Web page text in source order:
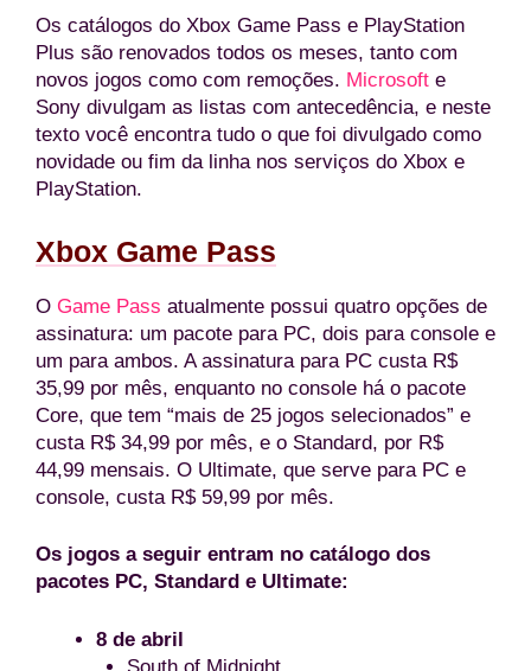
Os catálogos do Xbox Game Pass e PlayStation
Plus são renovados todos os meses, tanto com
novos jogos como com remoções. Microsoft e
Sony divulgam as listas com antecedência, e neste
texto você encontra tudo o que foi divulgado como
novidade ou fim da linha nos serviços do Xbox e
PlayStation.
Xbox Game Pass
O Game Pass atualmente possui quatro opções de
assinatura: um pacote para PC, dois para console e
um para ambos. A assinatura para PC custa R$
35,99 por mês, enquanto no console há o pacote
Core, que tem “mais de 25 jogos selecionados” e
custa R$ 34,99 por mês, e o Standard, por R$
44,99 mensais. O Ultimate, que serve para PC e
console, custa R$ 59,99 por mês.
Os jogos a seguir entram no catálogo dos
pacotes PC, Standard e Ultimate:
8 de abril
South of Midnight